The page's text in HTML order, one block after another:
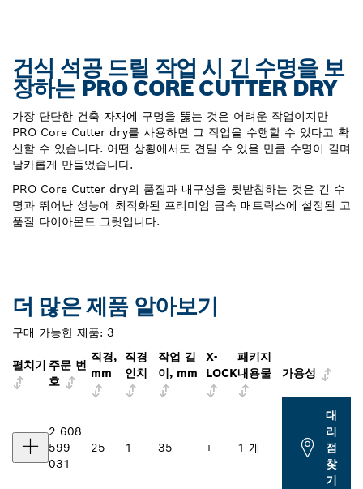
건식 석공 드릴 작업 시 긴 수명을 보
장하는 PRO CORE CUTTER DRY
가장 단단한 건축 자재에 구멍을 뚫는 것은 어려운 작업이지만
PRO Core Cutter dry를 사용하면 그 작업을 수행할 수 있다고 확
신할 수 있습니다. 어떤 상황에서도 견딜 수 있을 만큼 수명이 길며
날카롭게 만들었습니다.
PRO Core Cutter dry의 품질과 내구성을 뒷받침하는 것은 긴 수
명과 뛰어난 성능에 최적화된 프리미엄 금속 매트릭스에 설정된 고
품질 다이아몬드 그릿입니다.
더 많은 제품 알아보기
구매 가능한 제품: 3
펼치기 주문 번
호
직경,
mm
직경
인치
작업 길
이, mm
X-
LOCK
패키지
내용물
가용성
2 608
599
031
25 1 35 + 1 개
대
리
점
찾
기